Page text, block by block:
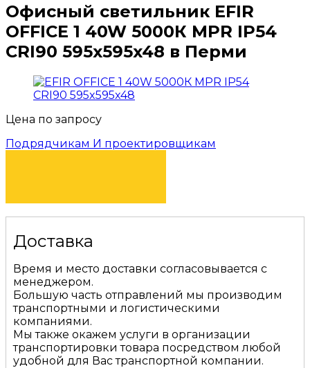
Офисный светильник EFIR
OFFICE 1 40W 5000К MPR IP54
CRI90 595x595x48 в Перми
Цена по запросу
Подрядчикам И проектировщикам
Доставка
Время и место доставки согласовывается с
менеджером.
Большую часть отправлений мы производим
транспортными и логистическими
компаниями.
Мы также окажем услуги в организации
транспортировки товара посредством любой
удобной для Вас транспортной компании.